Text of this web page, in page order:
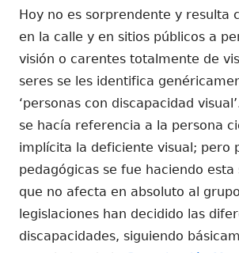
Hoy no es sorprendente y resulta
en la calle y en sitios públicos a
visión o carentes totalmente de
seres se les identifica
‘personas con discapacidad
se hacía referencia a la persona
implícita la deficiente visual; pero
pedagógicas se fue haciendo esta
que no afecta en absoluto al
legislaciones han decidido las
discapacidades, siguiendo